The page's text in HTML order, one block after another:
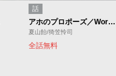
話
アホのプロポーズ／World Maker 4P漫画コンテスト
夏山飴/猗笠怜司
全話無料